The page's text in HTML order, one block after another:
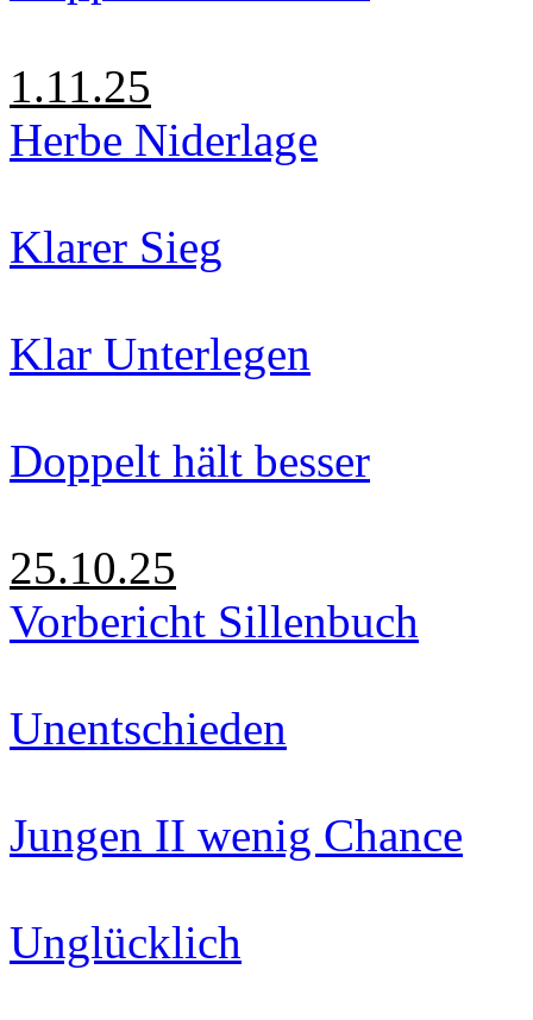
1.11.25
Herbe Niderlage
Klarer Sieg
Klar Unterlegen
Doppelt hält besser
25.10.25
Vorbericht Sillenbuch
Unentschieden
Jungen II wenig Chance
Unglücklich